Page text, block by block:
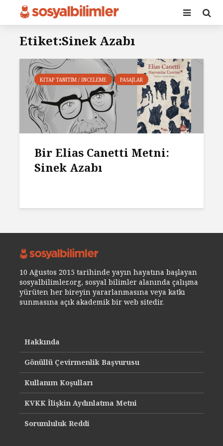
Etiket:Sinek Azabı
KITAP TANITIM / İNCELEME PASAJLAR
Bir Elias Canetti Metni:
Sinek Azabı
10 Ağustos 2015 tarihinde yayın hayatına başlayan
sosyalbilimler.org, sosyal bilimler alanında çalışma
yürüten her bireyin yararlanmasına veya katkı
sunmasına açık akademik bir web sitedir.
Hakkında
Gönüllü Çevirmenlik Başvurusu
Kullanım Koşulları
KVKK İlişkin Aydınlatma Metni
Sorumluluk Reddi